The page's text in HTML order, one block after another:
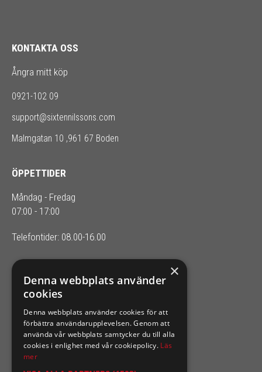
KONTAKTA OSS
Ångra mitt köp
0921-102 09
support@sixtennilssons.com
Malmgatan 10 ,961 67 Boden
ÖPPETTIDER
Måndag - Fredag
07:00 - 17:00
Telefontider: 08.00-16.00
SIXTEN NILSSONS
Organisationsnummer 556164-2652
×
Denna webbplats använder
cookies
Denna webbplats använder cookies för att
förbättra användarupplevelsen. Genom att
använda vår webbplats samtycker du till alla
cookies i enlighet med vår cookiepolicy. Läs
mer